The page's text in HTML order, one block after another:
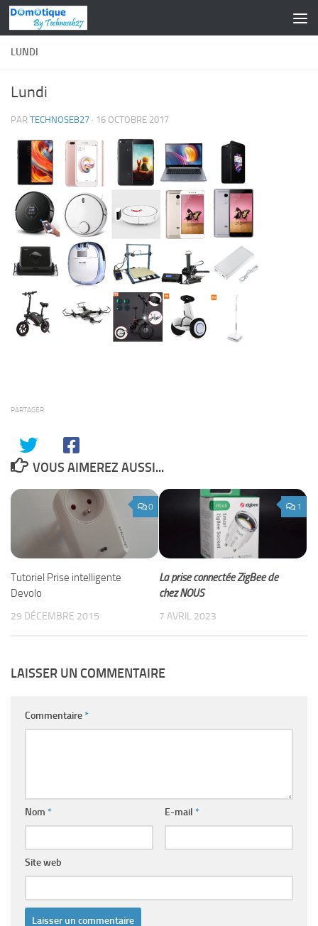
Skip to content
LUNDI
Lundi
PAR TECHNOSEB27 · 16 OCTOBRE 2017
PARTAGER
VOUS AIMEREZ AUSSI...
0
Tutoriel Prise intelligente
Devolo
29 DÉCEMBRE 2015
1
La prise connectée ZigBee de
chez NOUS
7 AVRIL 2023
LAISSER UN COMMENTAIRE
Commentaire*
Nom * E-mail *
Site web